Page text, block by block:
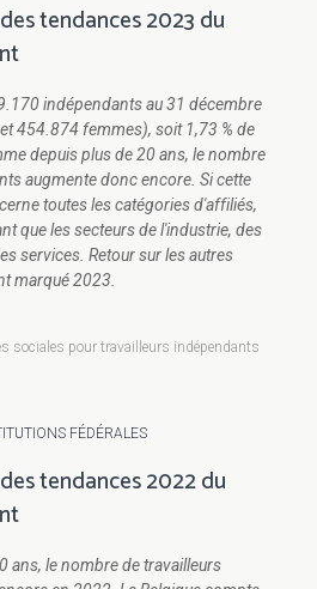
tendances 2023 du
indépendants au 31 décembre
454.874 femmes), soit 1,73 % de
depuis plus de 20ans, le nombre
augmente donc encore. Si cette
toutes les catégories d'affiliés,
que les secteurs de l'industrie, des
services. Retour sur les autres
marqué 2023.
sociales pour travailleurs indépendants
FÉDÉRALES
tendances 2022 du
ans, le nombre de travailleurs